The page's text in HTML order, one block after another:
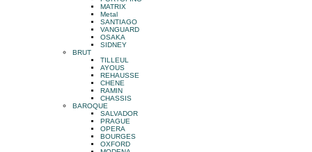
MATRIX
Metal
SANTIAGO
VANGUARD
OSAKA
SIDNEY
BRUT
TILLEUL
AYOUS
REHAUSSE
CHENE
RAMIN
CHASSIS
BAROQUE
SALVADOR
PRAGUE
OPERA
BOURGES
OXFORD